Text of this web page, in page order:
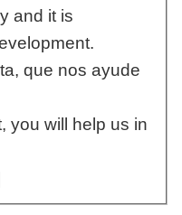
and it is
que nos ayude
you will help us in